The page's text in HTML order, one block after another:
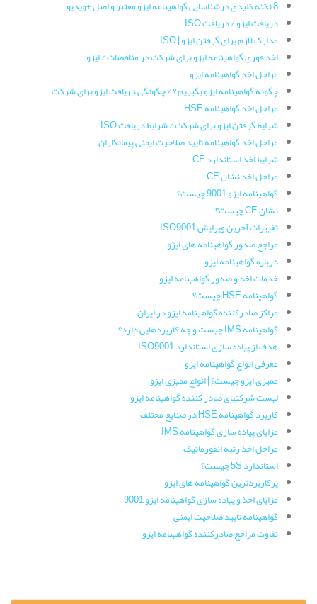
8 نکته کلیدی درشناسایی گواهینامه ایزو معتبر و اصل +ویدیو
دریافت ایزو / دریافت ISO
مدارک لازم برای گرفتن ایزو | ISO
اخذ فوری گواهینامه ایزو برای شرکت در مناقصات / ایزو
مراحل اخذ گواهینامه ایزو
چگونه گواهینامه ایزو بگیریم ؟ / چگونگی دریافت ایزو برای شرکت
مراحل اخذ گواهینامه HSE
شرایط گرفتن ایزو برای شرکت / شرایط دریافت ISO
مراحل اخذ گواهینامه تایید صلاحیت ایمنی پیمانکاران
شرایط اخذ استاندارد CE
مراحل اخذ نشان CE
گواهینامه ایزو 9001 چیست؟
نشان CE چیست؟
تغییرات آخرین ویرایش ISO9001
مراجع صدور گواهینامه های ایزو
درباره گواهینامه ایزو
خدمات اخذ و صدور گواهینامه ایزو
گواهینامه HSE چیست؟
مراکز صادرکننده گواهینامه ایزو در ایران
گواهینامه IMS چیست و چه کاربردهایی دارد؟
هدف از پیاده سازی استاندارد ISO9001
معرفی انواع گواهینامه ایزو
ممیزی ایزو چیست؟ | انواع ممیزی ایزو
لیست شرکتهای صادر کننده گواهینامه ایزو
کاربرد گواهینامه HSE در صنایع مختلف
مزایای پیاده سازی گواهینامه IMS
مراحل اخذ رتبه انفورماتیک
استاندارد 5S چیست؟
پرکاربردترین گواهینامه های ایزو
مزایای اخذ و پیاده سازی گواهینامه ایزو 9001
گواهینامه تایید صلاحیت ایمنی
تفاوت مراجع صادرکننده گواهینامه ایزو